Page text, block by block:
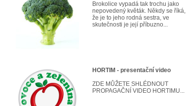
Brokolice vypadá tak trochu jako
nepovedený květák. Někdy se říká,
že je to jeho rodná sestra, ve
skutečnosti je její příbuzno...
HORTIM - presentační video
ZDE MŮŽETE SHLÉDNOUT
PROPAGAČNÍ VIDEO HORTIMU...